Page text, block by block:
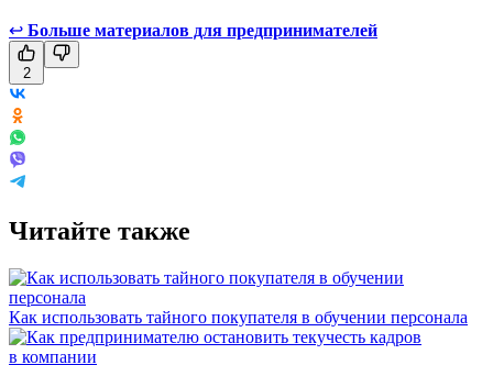
↩ Больше материалов для предпринимателей
2
Читайте также
Как использовать тайного покупателя‎ в обучении персонала